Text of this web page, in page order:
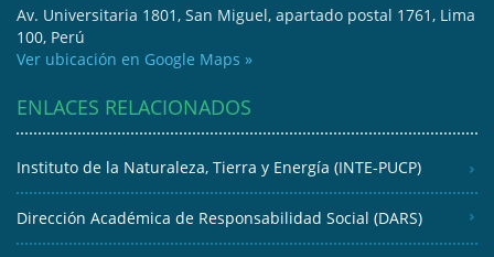
Av. Universitaria 1801, San Miguel, apartado postal 1761, Lima
100, Perú
Ver ubicación en Google Maps »
ENLACES RELACIONADOS
Instituto de la Naturaleza, Tierra y Energía (INTE-PUCP)
Dirección Académica de Responsabilidad Social (DARS)